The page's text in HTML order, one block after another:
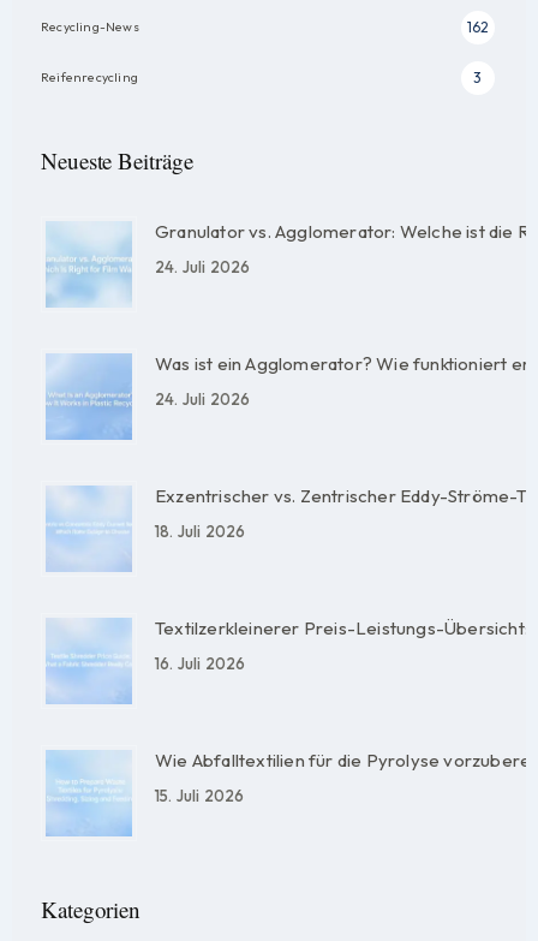
Recycling-News 162
Reifenrecycling 3
Neueste Beiträge
Granulator vs. Agglomerator: Welche ist die
24. Juli 2026
Was ist ein Agglomerator? Wie funktioniert
24. Juli 2026
Exzentrischer vs. Zentrischer Eddy-Ströme-
18. Juli 2026
Textilzerkleinerer Preis-Leistungs-Übersicht:
16. Juli 2026
Wie Abfalltextilien für die Pyrolyse
15. Juli 2026
Kategorien